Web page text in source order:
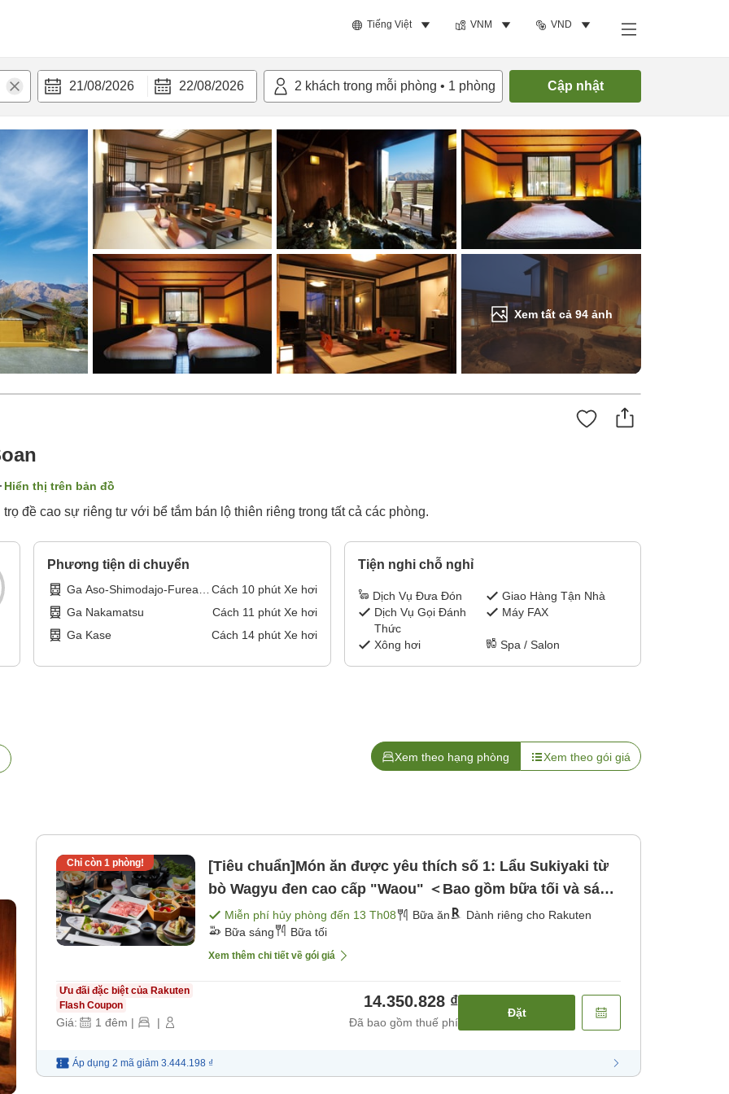
Tiếng Việt VNM VND
21/08/2026 22/08/2026 2 khách trong mỗi phòng • 1 phòng Cập nhật
Xem tất cả94 ảnh
bật Tiện nghi Tìm phòng trống
Hiển thị trên bản đồ
đề cao sự riêng tư với bể tắm bán lộ thiên riêng trong tất cả các phòng.
Phương tiện di chuyển
Ga Aso-Shimodajo-Fureai-
Onsen
Cách 10phút Xe hơi
Ga Nakamatsu
Cách 11 phút Xe hơi
Ga Kase
Cách 14phút Xe hơi
Tiện nghi chỗ nghỉ
Dịch Vụ Đưa Đón
Giao Hàng Tận Nhà
Dịch Vụ Gọi Đánh
Thức
Máy FAX
Xông hơi Spa / Salon
Xem theo hạng phòng Xem theo gói giá
Chỉ còn 1phòng!
[Tiêu chuẩn]Món ăn được yêu thích số 1: Lẩu Sukiyaki từ
bò Wagyu đen cao cấp "Waou" ＜Bao gồm bữa tối và sáng
＞ [Bữa sáng] [Bữa tối]
Miễn phí hủy phòng đến 13 Th08 Bữa ăn
Dành riêng cho Rakuten
Bữa sáng
Bữa tối
Xem thêm chi tiết về gói giá
Ưu đãi đặc biệt của Rakuten
Flash Coupon
Giá: 1 đêm | |
14.350.828 ₫
Đã bao gồm thuế phí
Đặt
Áp dụng 2 mã giảm 3.444.198 ₫